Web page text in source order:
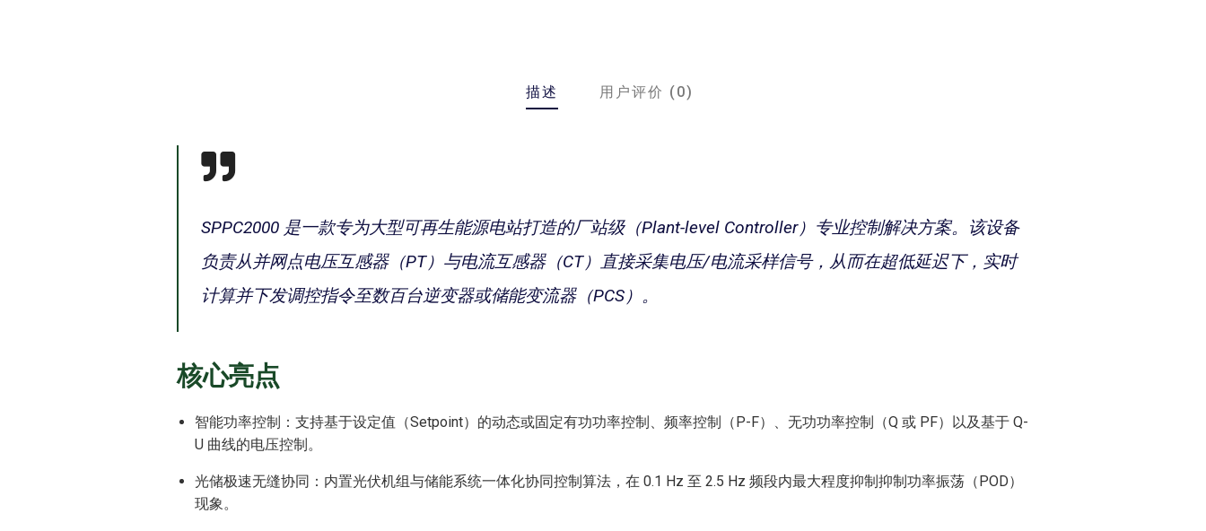
描述 用户评价 (0)
SPPC2000 是一款专为大型可再生能源电站打造的厂站级（Plant-level Controller）专业控制解决方案。该设备
负责从并网点电压互感器（PT）与电流互感器（CT）直接采集电压/电流采样信号，从而在超低延迟下，实时
计算并下发调控指令至数百台逆变器或储能变流器（PCS）。
核心亮点
智能功率控制：支持基于设定值（Setpoint）的动态或固定有功功率控制、频率控制（P-F）、无功功率控制（Q 或 PF）以及基于 Q-
U 曲线的电压控制。
光储极速无缝协同：内置光伏机组与储能系统一体化协同控制算法，在 0.1 Hz 至 2.5 Hz 频段内最大程度抑制抑制功率振荡（POD）
现象。